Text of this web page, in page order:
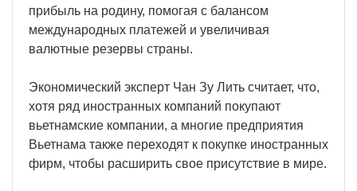
прибыль на родину, помогая с балансом
международных платежей и увеличивая
валютные резервы страны.
Экономический эксперт Чан Зу Лить считает, что,
хотя ряд иностранных компаний покупают
вьетнамские компании, а многие предприятия
Вьетнама также переходят к покупке иностранных
фирм, чтобы расширить свое присутствие в мире.